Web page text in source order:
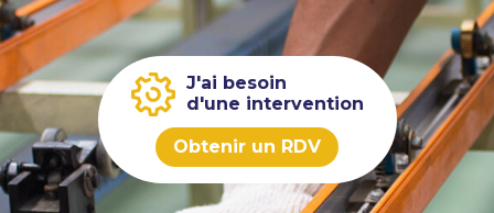
J'ai besoin
d'une intervention
Obtenir un RDV